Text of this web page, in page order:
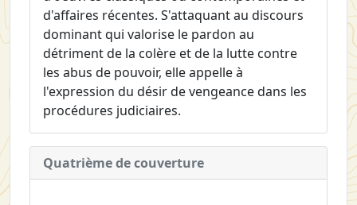
d'affaires récentes. S'attaquant au discours
dominant qui valorise le pardon au
détriment de la colère et de la lutte contre
les abus de pouvoir, elle appelle à
l'expression du désir de vengeance dans les
procédures judiciaires.
Quatrième de couverture